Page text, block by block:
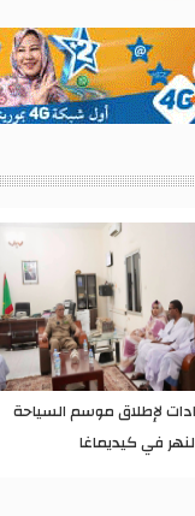
لإطلاق موسم السياحة
في كيديماغا